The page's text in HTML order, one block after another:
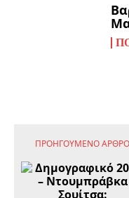
ΠΡΟΗΓΟΎΜΕΝΟ ΆΡΘΡΟ